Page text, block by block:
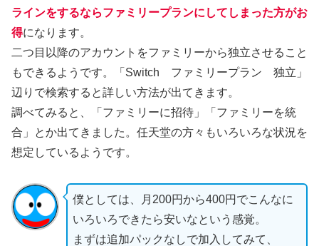
ラインをするならファミリープランにしてしまった方がお
得になります。
二つ目以降のアカウントをファミリーから独立させること
もできるようです。「Switch ファミリープラン 独立」
辺りで検索すると詳しい方法が出てきます。
調べてみると、「ファミリーに招待」「ファミリーを統
合」とか出てきました。任天堂の方々もいろいろな状況を
想定しているようです。
僕としては、月200円から400円でこんなに
いろいろできたら安いなという感覚。
まずは追加パックなしで加入してみて、